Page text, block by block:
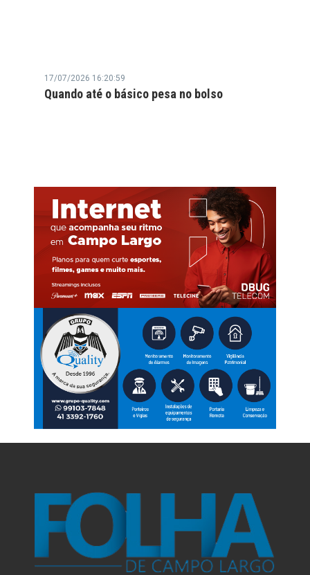
17/07/2026 16:20:59
Quando até o básico pesa no bolso